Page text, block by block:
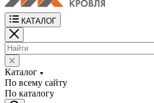
КАТАЛОГ
Каталог
По всему сайту
По каталогу